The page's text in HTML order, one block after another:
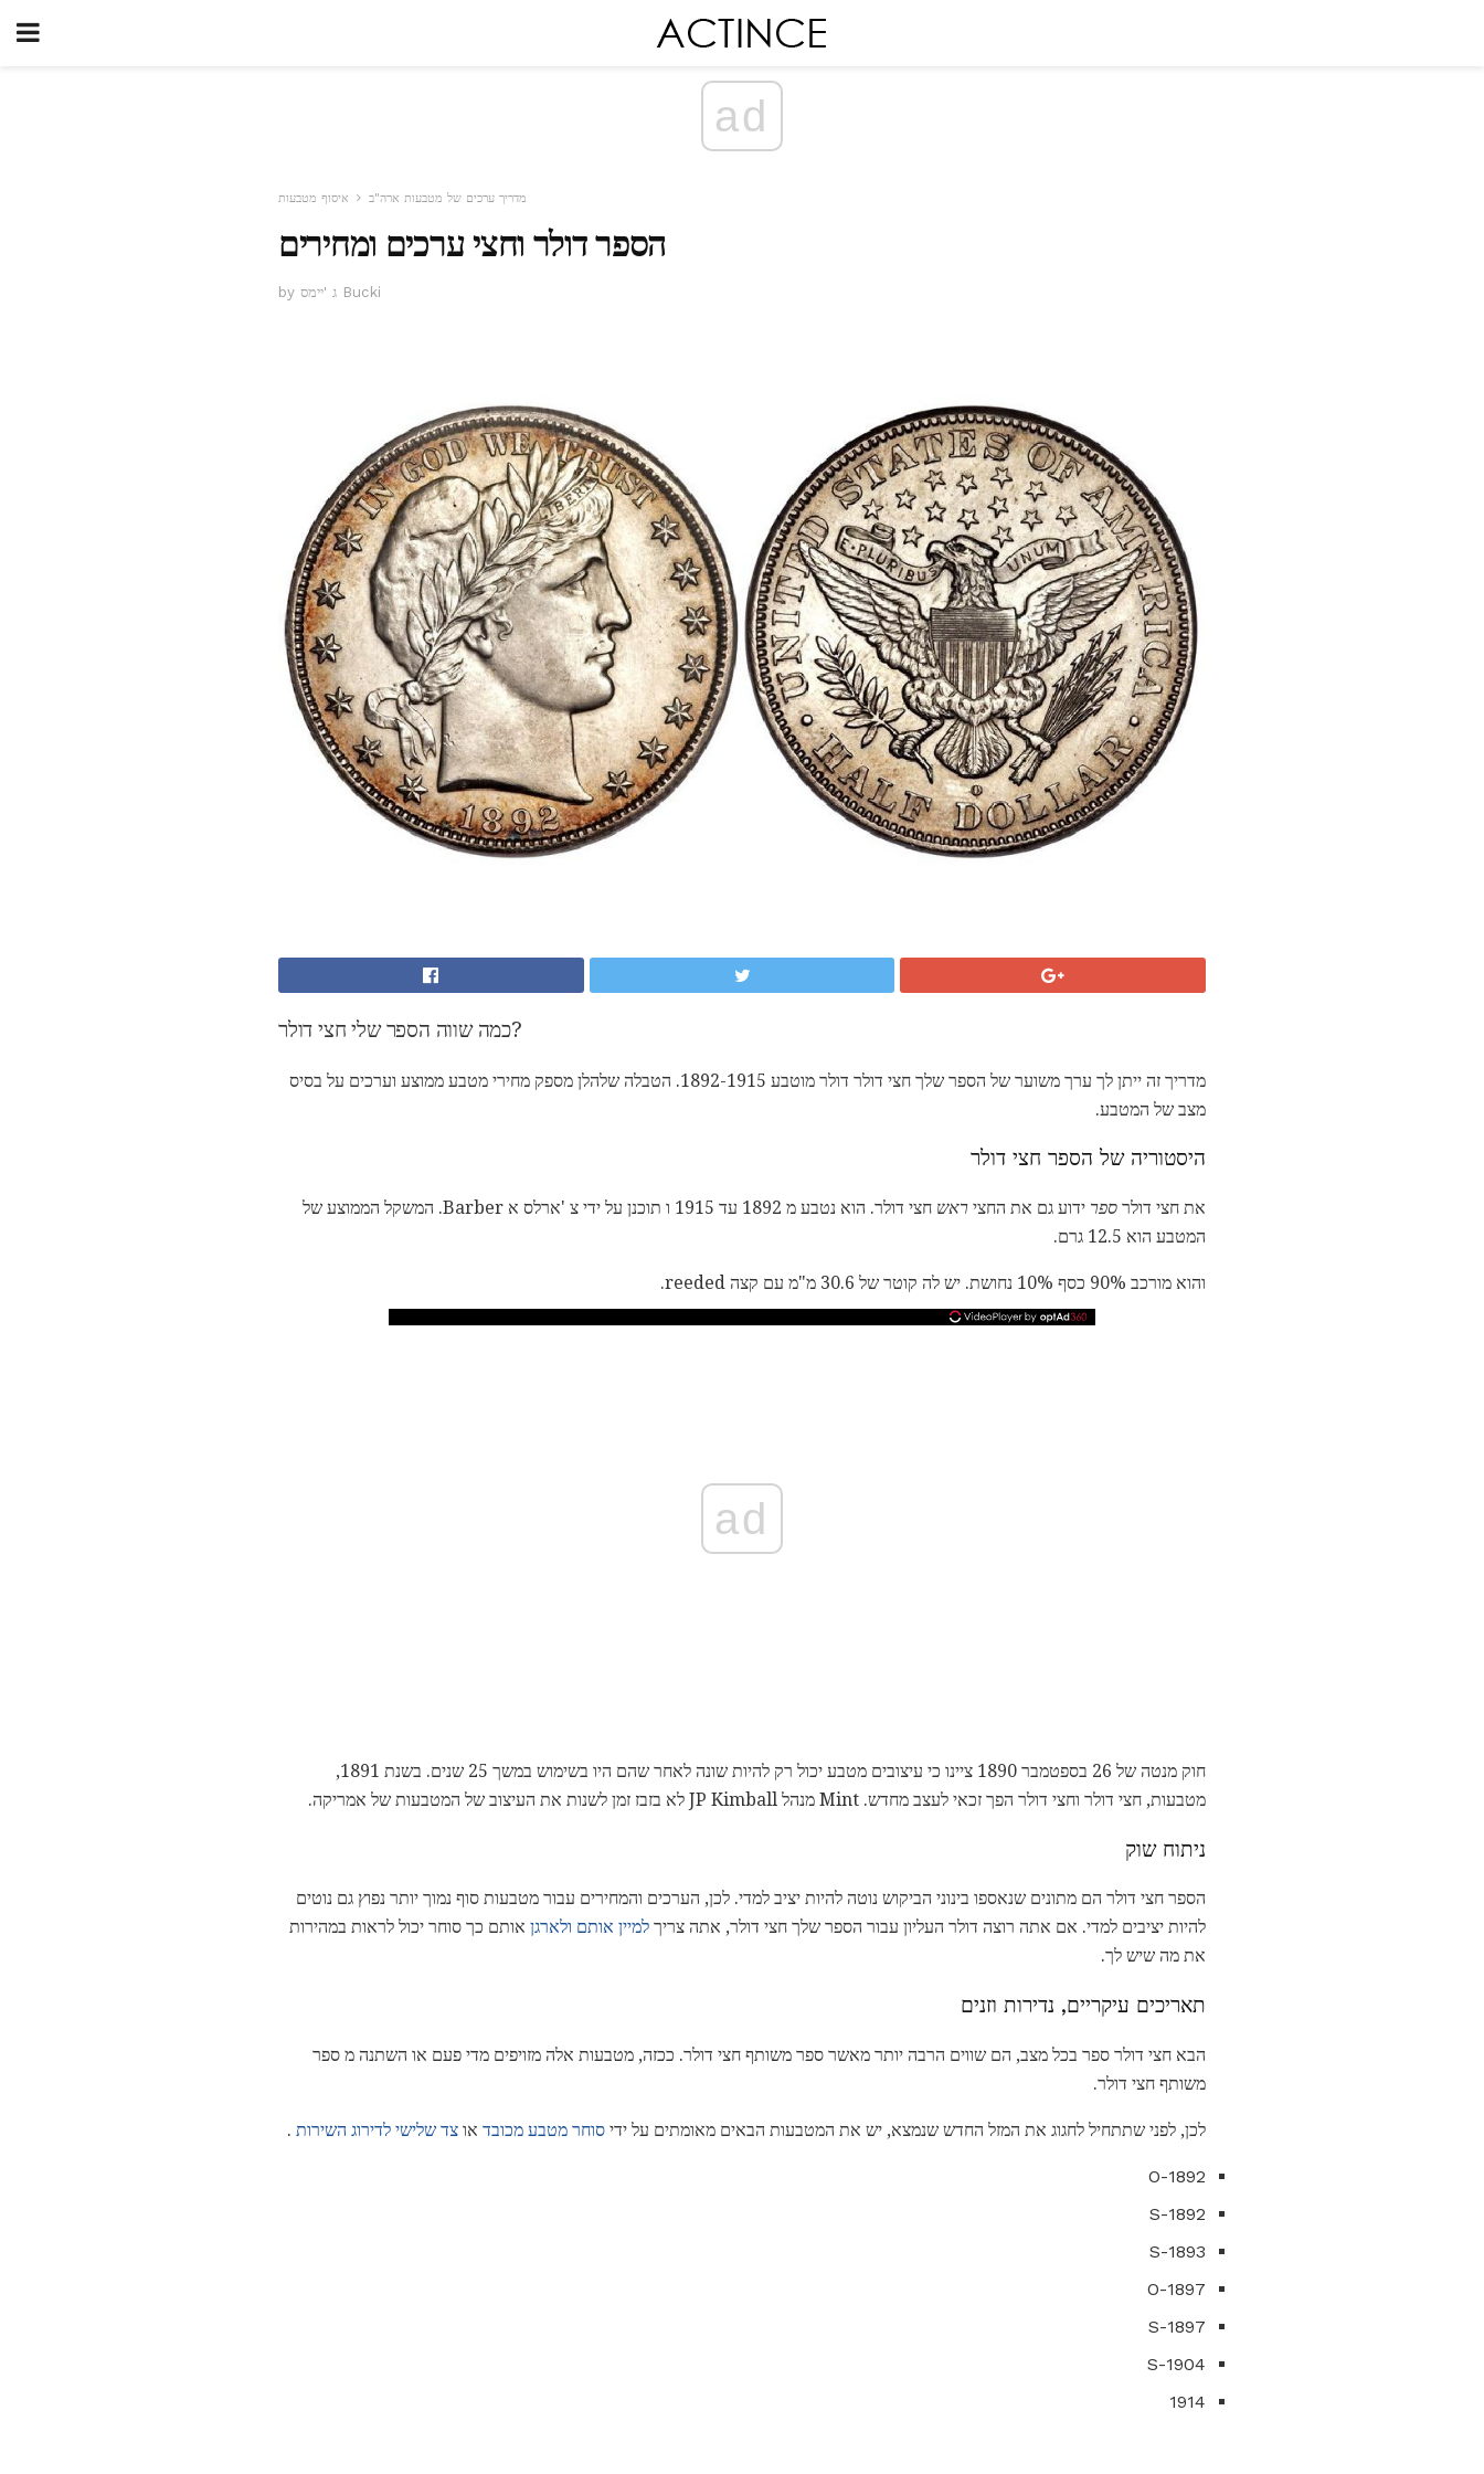
ad
מדריך ערכים של מטבעות ארה"ב איסוף מטבעות
הספר דולר וחצי ערכים ומחירים
by ג 'יימס Bucki
כמה שווה הספר שלי חצי דולר?
מדריך זה ייתן לך ערך משוער של הספר שלך חצי דולר דולר מוטבע 1892-1915. הטבלה שלהלן מספק מחירי מטבע ממוצע וערכים על בסיס
מצב של המטבע.
היסטוריה של הספר חצי דולר
את חצי דולר ספר ידוע גם את החצי ראש
חצי דולר. הוא נטבע מ 1892 עד 1915 ו תוכנן על ידי צ 'ארלס א Barber. המשקל הממוצע של
המטבע הוא 12.5 גרם.
והוא מורכב 90% כסף 10% נחושת. יש לה קוטר של 30.6 מ"מ עם קצה reeded.
ad
חוק מנטה של ​​26 בספטמבר 1890 ציינו כי עיצובים מטבע יכול רק להיות שונה לאחר שהם היו בשימוש במשך 25 שנים. בשנת 1891,
מטבעות, חצי דולר וחצי דולר הפך זכאי לעצב מחדש. Mint מנהל JP Kimball לא בזבז זמן לשנות את העיצוב של המטבעות של אמריקה.
ניתוח שוק
הספר חצי דולר הם מתונים שנאספו בינוני הביקוש נוטה להיות יציב למדי. לכן, הערכים והמחירים עבור מטבעות סוף נמוך יותר נפוץ גם נוטים
להיות יציבים למדי. אם אתה רוצה דולר העליון עבור הספר שלך חצי דולר, אתה צריך למיין אותם ולארגן אותם כך סוחר יכול לראות במהירות
את מה שיש לך.
תאריכים עיקריים, נדירות וזנים
הבא חצי דולר ספר בכל מצב, הם שווים הרבה יותר מאשר ספר משותף חצי דולר. ככזה, מטבעות אלה מזויפים מדי פעם או השתנה מ ספר
משותף חצי דולר.
לכן, לפני שתתחיל לחגוג את המזל החדש שנמצא, יש את המטבעות הבאים מאומתים על ידי סוחר מטבע מכובד או צד שלישי לדירוג השירות .
1892-O
1892-S
1893-S
1897-O
1897-S
1904-S
1914